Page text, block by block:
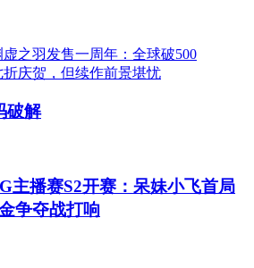
破解
主播赛S2开赛：呆妹小飞首局
争夺战打响